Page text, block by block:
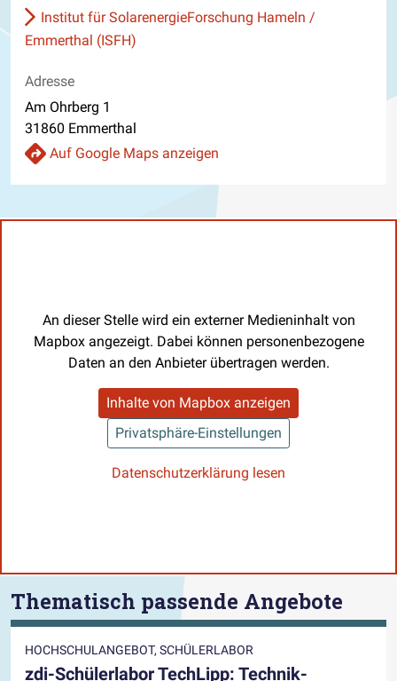
Institut für SolarenergieForschung Hameln /
Emmerthal (ISFH)
Adresse
Am Ohrberg 1
31860 Emmerthal
Auf Google Maps anzeigen
An dieser Stelle wird ein externer Medieninhalt von
Mapbox angezeigt. Dabei können personenbezogene
Daten an den Anbieter übertragen werden.
Inhalte von Mapbox anzeigen
Privatsphäre-Einstellungen
Datenschutzerklärung lesen
Thematisch passende Angebote
HOCHSCHULANGEBOT, SCHÜLERLABOR
zdi-Schülerlabor TechLipp: Technik-